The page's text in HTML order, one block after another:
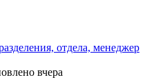
отдела, менеджер
вчера